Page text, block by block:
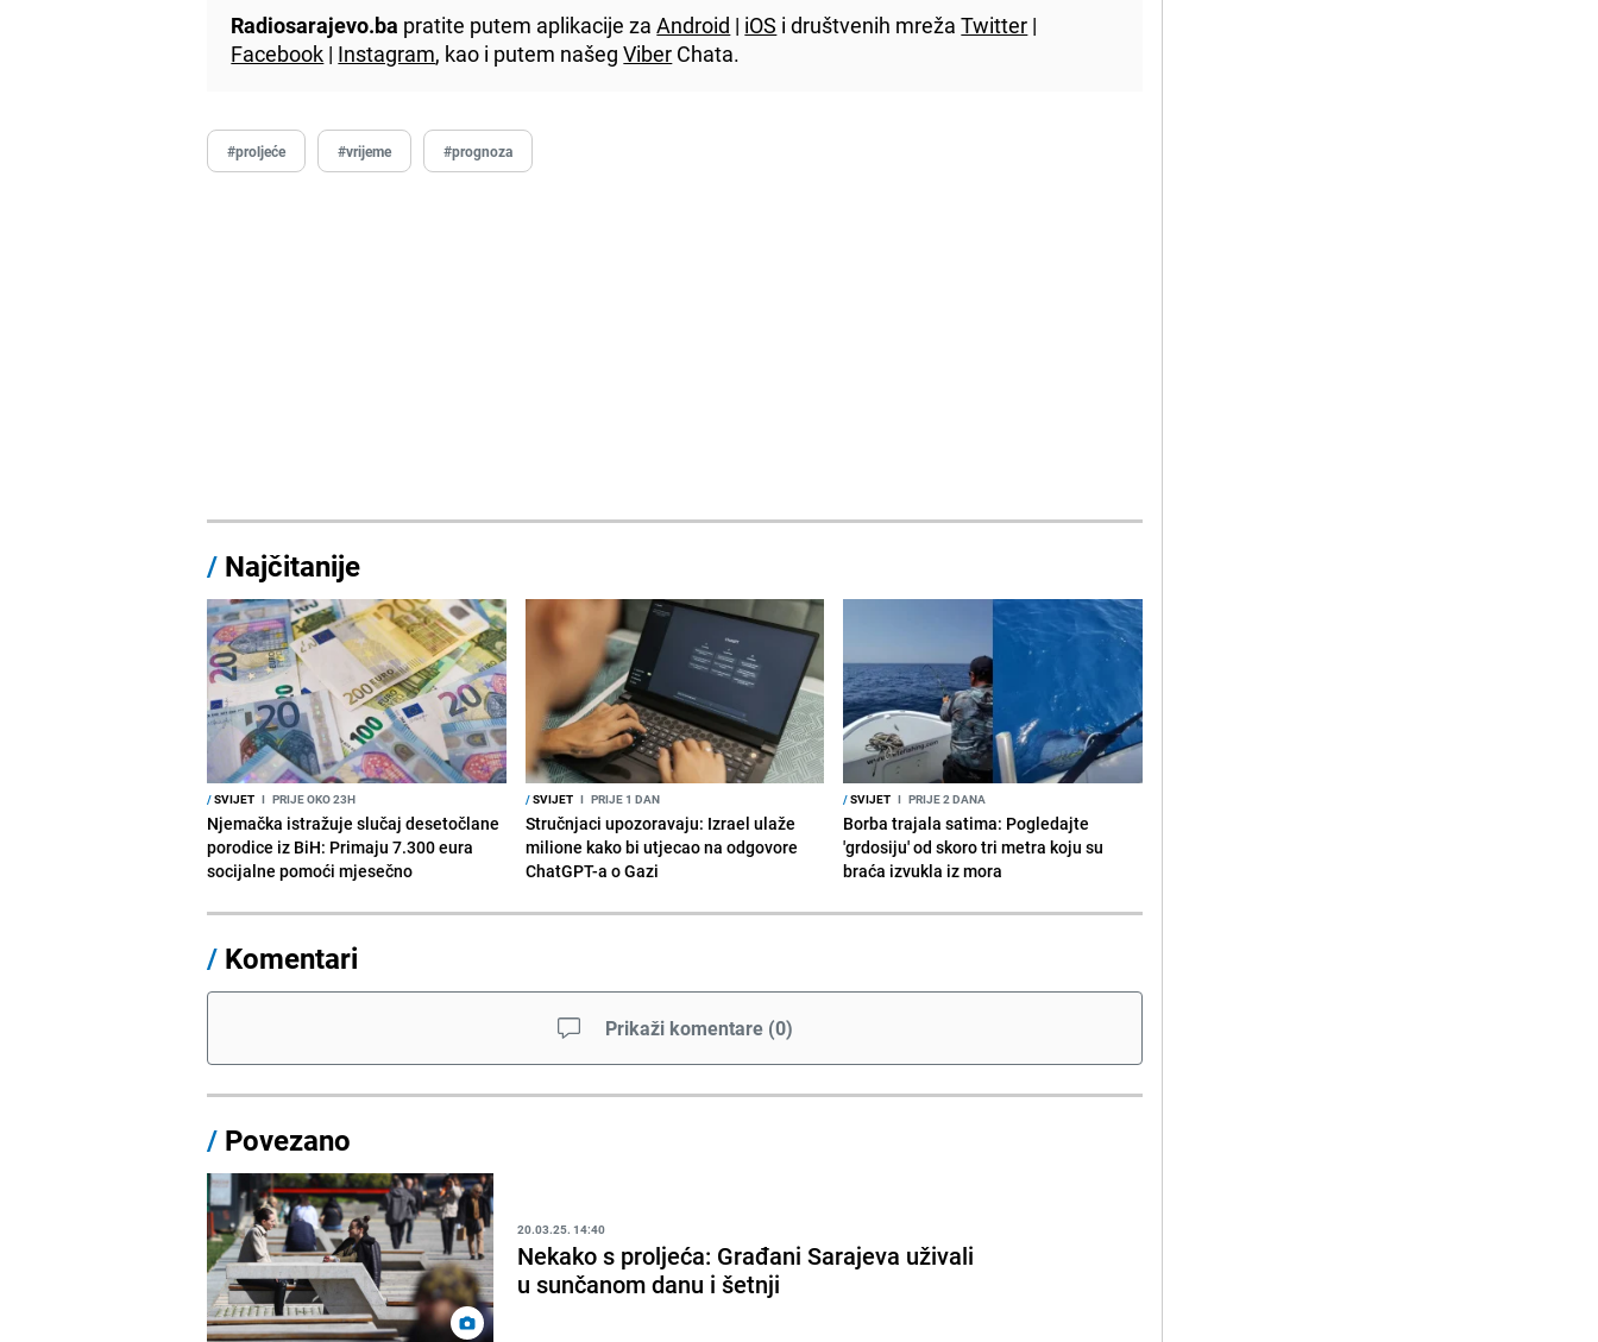
Radiosarajevo.ba pratite putem aplikacije zaAndroid | iOS i društvenih mrežaTwitter |
Facebook | Instagram, kao i putem našegViber Chata.
#proljeće #vrijeme #prognoza
/ Najčitanije
/SVIJET I PRIJE OKO 23H
Njemačka istražuje slučaj desetočlane
porodice iz BiH: Primaju 7.300 eura
socijalne pomoći mjesečno
/SVIJET I PRIJE 1 DAN
Stručnjaci upozoravaju: Izrael ulaže
milione kako bi utjecao na odgovore
ChatGPT-a o Gazi
/SVIJET I PRIJE 2 DANA
Borba trajala satima: Pogledajte
'grdosiju' od skoro tri metra koju su
braća izvukla iz mora
/ Komentari
Prikaži komentare (0)
/ Povezano
20.03.25. 14:40
Nekako s proljeća: Građani Sarajeva uživali
u sunčanom danu i šetnji